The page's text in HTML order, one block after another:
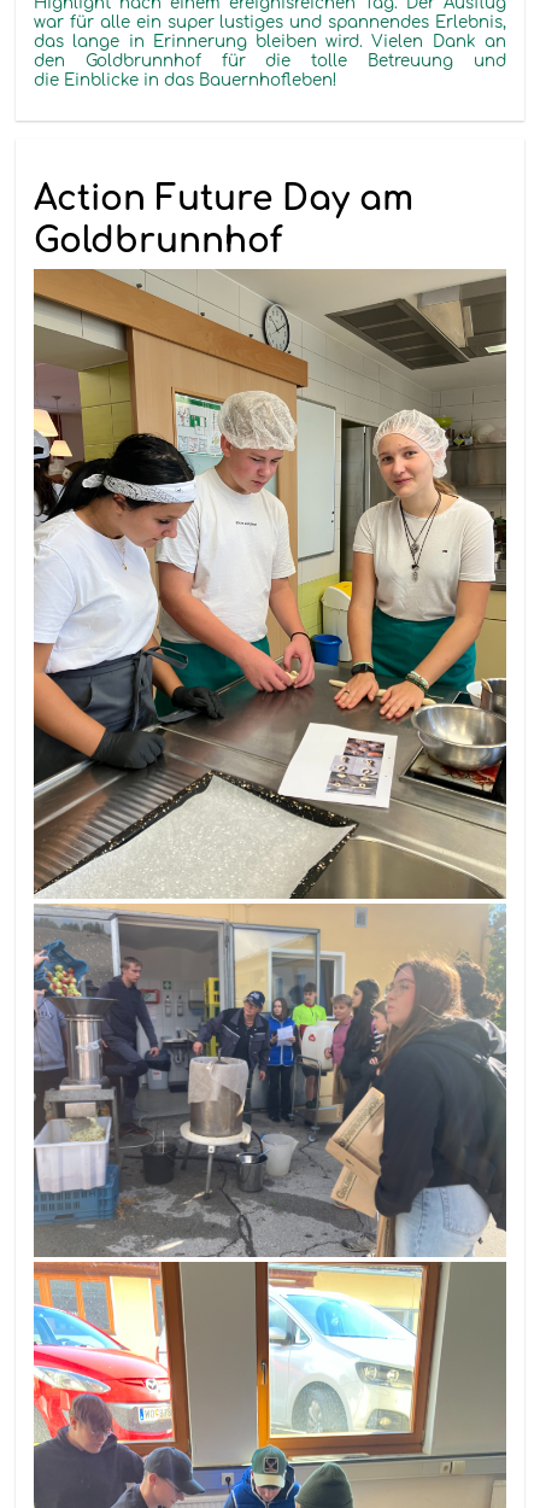
war für alle ein super lustiges und spannendes Erlebnis,
das lange in Erinnerung bleiben wird. Vielen Dank an
den Goldbrunnhof für dietolle Betreuung und
die Einblicke in das Bauernhofleben!
Action Future Day am
Goldbrunnhof